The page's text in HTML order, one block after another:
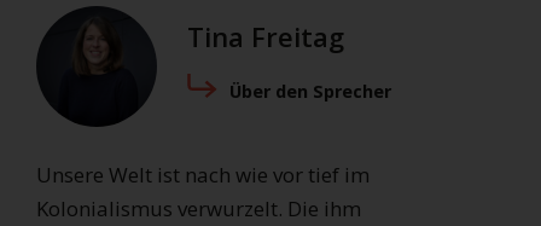
Tina Freitag
Über den Sprecher
Unsere Welt ist nach wie vor tief im
Kolonialismus verwurzelt. Die ihm